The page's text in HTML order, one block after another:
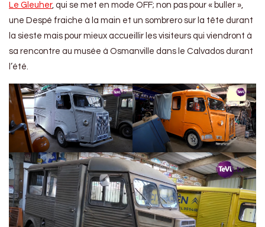
Le Gleuher, qui se met en mode OFF; non pas pour « buller »,
une Despé fraiche à la main et un sombrero sur la tête durant
la sieste mais pour mieux accueillir les visiteurs qui viendront à
sa rencontre au musée à Osmanville dans le Calvados durant
l’été.